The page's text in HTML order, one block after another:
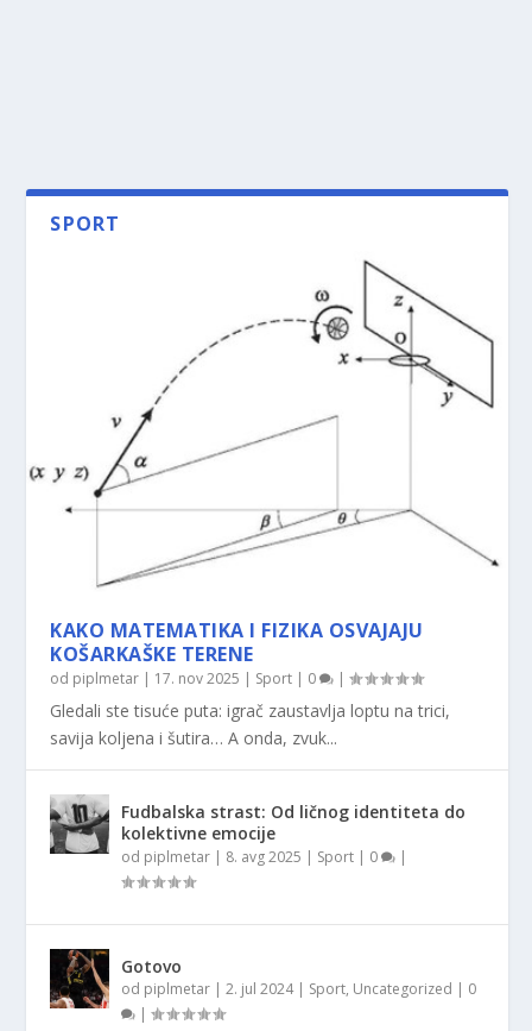
SPORT
KAKO MATEMATIKA I FIZIKA OSVAJAJU
KOŠARKAŠKE TERENE
od piplmetar | 17. nov 2025 | Sport | 0 |
Gledali ste tisuće puta: igrač zaustavlja loptu na trici,
savija koljena i šutira… A onda, zvuk...
Fudbalska strast: Od ličnog identiteta do
kolektivne emocije
od piplmetar | 8. avg 2025 | Sport | 0 |
Gotovo
od piplmetar |2. jul 2024| Sport, Uncategorized | 0
|